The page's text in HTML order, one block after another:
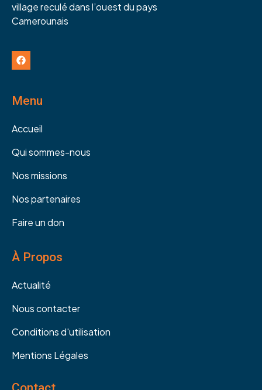
village reculé dans l’ouest du pays
Camerounais
Menu
Accueil
Qui sommes-nous
Nos missions
Nos partenaires
Faire un don
À Propos
Actualité
Nous contacter
Conditions d'utilisation
Mentions Légales